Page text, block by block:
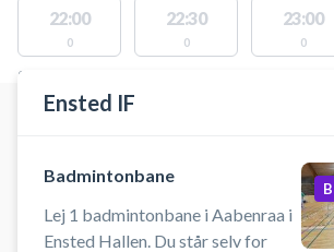
22:00
0
22:30
0
23:00
0
STEDER MED LEDIGE AKTIVITETER
Ensted IF
Badmintonbane
Lej 1 badmintonbane i Aabenraa i
Ensted Hallen. Du står selv for